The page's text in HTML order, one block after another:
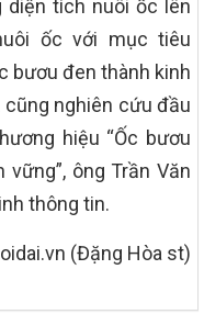
diện tích nuôi ốc lên
ốc với mục tiêu
bươu đen thành kinh
nghiên cứu đầu
hiệu “Ốc bươu
ông Trần Văn
thông tin.
(Đặng Hòa st)